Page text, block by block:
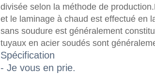
divisée selon la méthode de
et le laminage à chaud est effectué en
sans soudure est généralement
tuyaux en acier soudés sont
Spécification
- Je vous en prie.